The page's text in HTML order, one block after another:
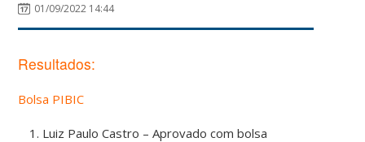
01/09/2022 14:44
Resultados:
Bolsa PIBIC
Luiz Paulo Castro – Aprovado com bolsa